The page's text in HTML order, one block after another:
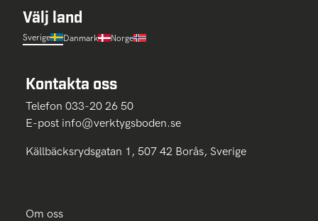
Välj land
Sverige Danmark Norge
Kontakta oss
Telefon 033-20 26 50
E-post info@verktygsboden.se
Källbäcksrydsgatan 1, 507 42 Borås, Sverige
Om oss